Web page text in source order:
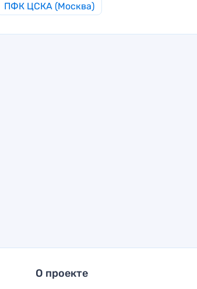
ПФК ЦСКА (Москва)
О проекте